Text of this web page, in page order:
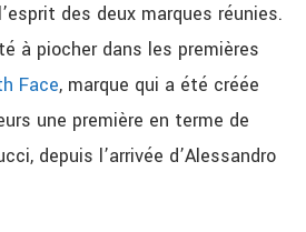
des deux marques réunies.
à piocher dans les premières
Face, marque qui a été créée
une première en terme de
depuis l’arrivée d’Alessandro